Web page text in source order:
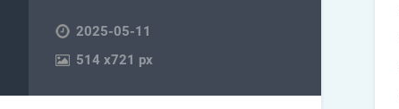
2025-05-11
514x721 px